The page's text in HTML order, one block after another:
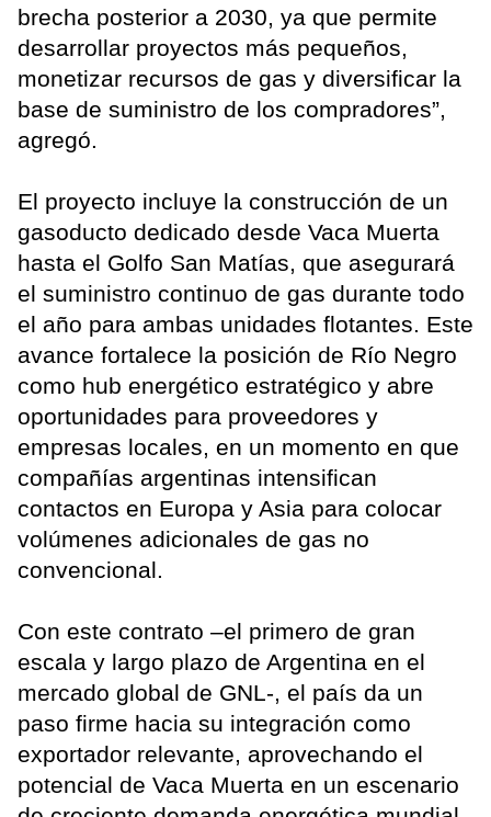
brecha posterior a 2030, ya que permite
desarrollar proyectos más pequeños,
monetizar recursos de gas y diversificar la
base de suministro de los compradores”,
agregó.
El proyecto incluye la construcción de un
gasoducto dedicado desde Vaca Muerta
hasta el Golfo San Matías, que asegurará
el suministro continuo de gas durante todo
el año para ambas unidades flotantes. Este
avance fortalece la posición de Río Negro
como hub energético estratégico y abre
oportunidades para proveedores y
empresas locales, en un momento en que
compañías argentinas intensifican
contactos en Europa y Asia para colocar
volúmenes adicionales de gas no
convencional.
Con este contrato –el primero de gran
escala y largo plazo de Argentina en el
mercado global de GNL-, el país da un
paso firme hacia su integración como
exportador relevante, aprovechando el
potencial de Vaca Muerta en un escenario